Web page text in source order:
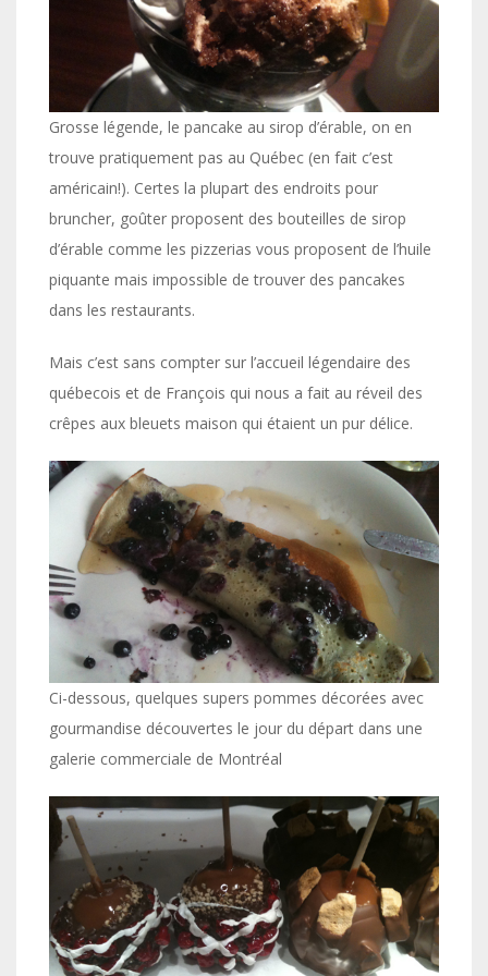
Grosse légende, le pancake au sirop d’érable, on en
trouve pratiquement pas au Québec (en fait c’est
américain!). Certes la plupart des endroits pour
bruncher, goûter proposent des bouteilles de sirop
d’érable comme les pizzerias vous proposent de l’huile
piquante mais impossible de trouver des pancakes
dans les restaurants.
Mais c’est sans compter sur l’accueil légendaire des
québecois et de François qui nous a fait au réveil des
crêpes aux bleuets maison qui étaient un pur délice.
Ci-dessous, quelques supers pommes décorées avec
gourmandise découvertes le jour du départ dans une
galerie commerciale de Montréal